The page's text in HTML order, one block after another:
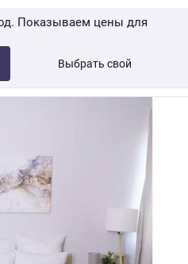
Показываем цены для
Выбрать свойРозница → WB